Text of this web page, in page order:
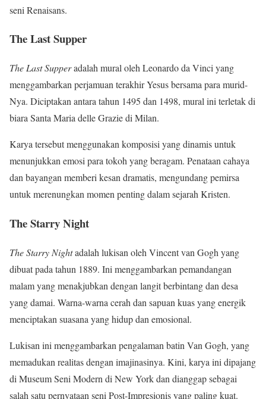
seni Renaisans.
The Last Supper
The Last Supperadalah mural oleh Leonardo da Vinci yang
menggambarkan perjamuan terakhir Yesus bersama para murid-
Nya. Diciptakan antara tahun 1495 dan 1498, mural ini terletak di
biara Santa Maria delle Grazie di Milan.
Karya tersebut menggunakan komposisi yang dinamis untuk
menunjukkan emosi para tokoh yang beragam. Penataan cahaya
dan bayangan memberi kesan dramatis, mengundang pemirsa
untuk merenungkan momen penting dalam sejarah Kristen.
The Starry Night
The Starry Nightadalah lukisan oleh Vincent van Gogh yang
dibuat pada tahun 1889. Ini menggambarkan pemandangan
malam yang menakjubkan dengan langit berbintang dan desa
yang damai. Warna-warna cerah dan sapuan kuas yang energik
menciptakan suasana yang hidup dan emosional.
Lukisan ini menggambarkan pengalaman batin Van Gogh, yang
memadukan realitas dengan imajinasinya. Kini, karya ini dipajang
di Museum Seni Modern di New York dan dianggap sebagai
salah satu pernyataan seni Post-Impresionis yang paling kuat.